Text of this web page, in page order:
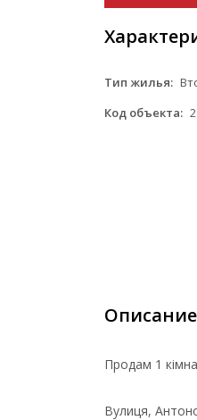
Тип жилья:
Код объекта:
Описание
Продам 1
Вулиця,